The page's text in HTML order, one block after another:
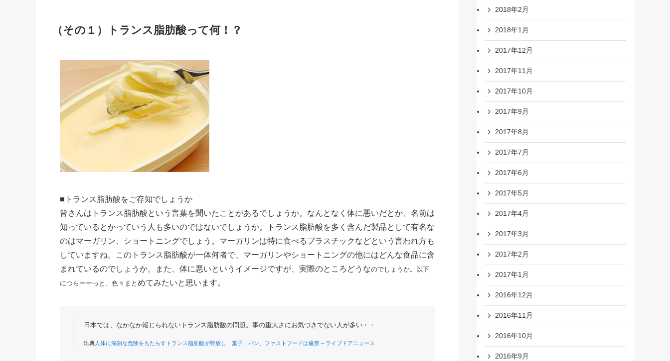
（その１）トランス脂肪酸って何！？
■トランス脂肪酸をご存知でしょうか
皆さんはトランス脂肪酸という言葉を聞いたことがあるでしょうか。なんとなく体に悪いだとか、名前は
知っているとかっていう人も多いのではないでしょうか。トランス脂肪酸を多く含んだ製品として有名な
のはマーガリン、ショートニングでしょう。マーガリンは特に食べるプラスチックなどという言われ方も
していますね。このトランス脂肪酸が一体何者で、マーガリンやショートニングの他にはどんな食品に含
まれているのでしょうか。また、体に悪いというイメージですが、実際のところどうなのでしょうか。以下
につらーーっと、色々まと めてみたいと思います。
日本では、なかなか報じられないトランス脂肪酸の問題。事の重大さにお気づきでない人が多い・・
出典 人体に深刻な危険をもたらすトランス脂肪酸が野放し 菓子、パン、ファストフードは厳禁 – ライブドアニュース
2018年2月
2018年1月
2017年12月
2017年11月
2017年10月
2017年9月
2017年8月
2017年7月
2017年6月
2017年5月
2017年4月
2017年3月
2017年2月
2017年1月
2016年12月
2016年11月
2016年10月
2016年9月